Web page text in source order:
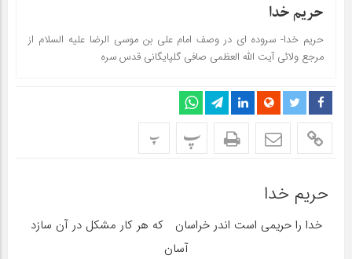
حریم خدا
حریم خدا- سروده ای در وصف امام علی بن موسی الرضا علیه السلام از
مرجع ولائی آیت الله العظمی صافی گلپایگانی قدس سره
پ پ
حریم خدا
خدا را حریمى است اندر خراسان‏ که هر کار مشکل در آن سازد
آسان